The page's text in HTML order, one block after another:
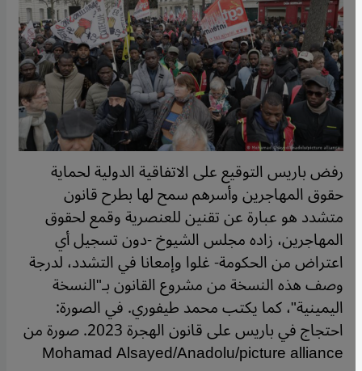
رفض باريس التوقيع على الاتفاقية الدولية لحماية
حقوق المهاجرين وأسرهم سمح لها بطرح قانون
متشدد هو عبارة عن تقنين للعنصرية وقمع لحقوق
المهاجرين، زاده مجلس الشيوخ -دون تسجيل أي
اعتراض من الحكومة- غلوا وإمعانا في التشدد، لدرجة
وصف هذه النسخة من مشروع القانون بـ"النسخة
اليمينية"، كما يكتب محمد طيفوري. في الصورة:
احتجاج في باريس على قانون الهجرة 2023. صورة من
Mohamad Alsayed/Anadolu/picture alliance